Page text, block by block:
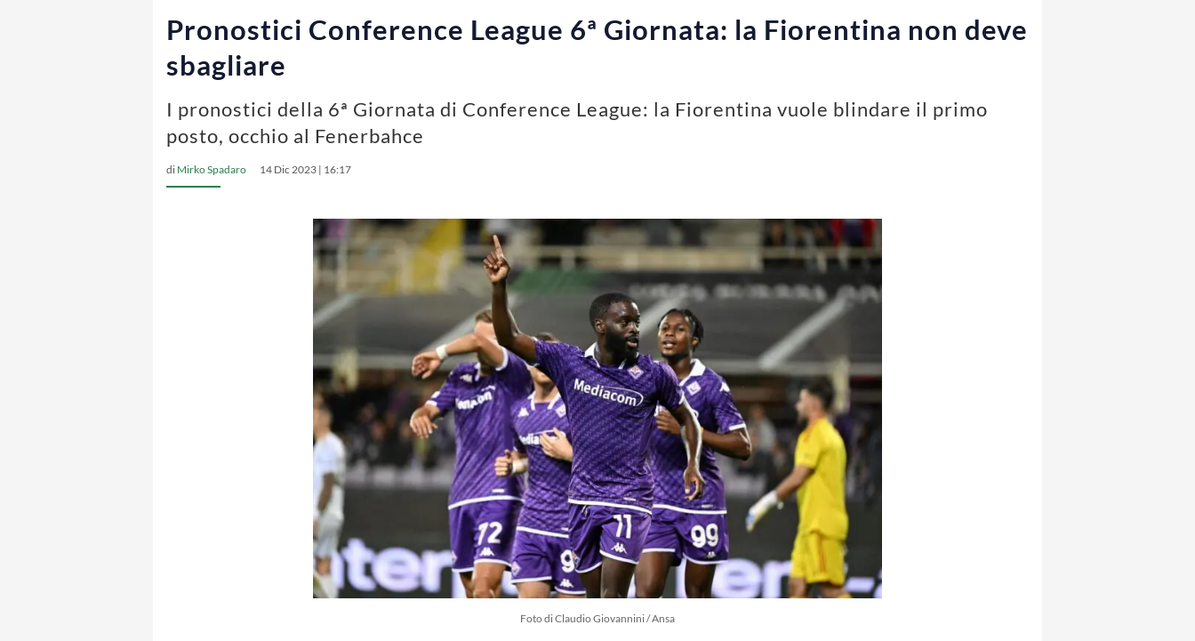
Pronostici Conference League 6ª Giornata: la Fiorentina non deve
sbagliare
I pronostici della 6ª Giornata di Conference League: la Fiorentina vuole blindare il primo
posto, occhio al Fenerbahce
di Mirko Spadaro 14 Dic 2023 | 16:17
Foto di Claudio Giovannini / Ansa